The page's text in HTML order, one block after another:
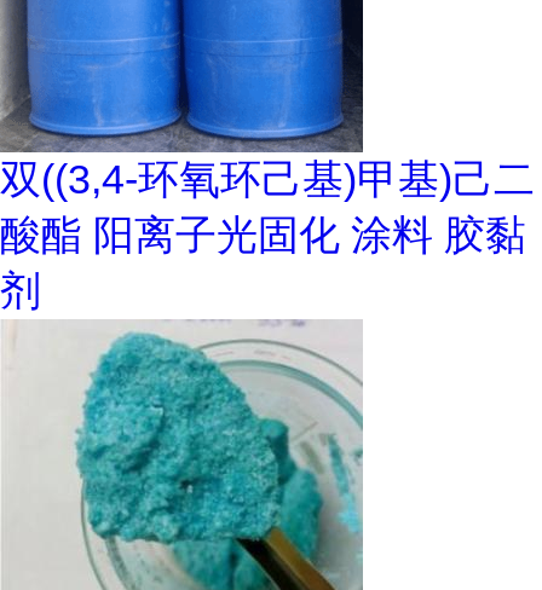
双((3,4-环氧环己基)甲基)己二
酸酯 阳离子光固化 涂料 胶黏
剂